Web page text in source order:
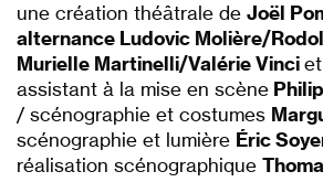
une création théâtrale de Joël
alternance Ludovic Molière/
Murielle Martinelli/Valérie Vinciet
assistant à la mise en scène
/ scénographie et costumes
scénographie et lumière Éric
réalisation scénographique